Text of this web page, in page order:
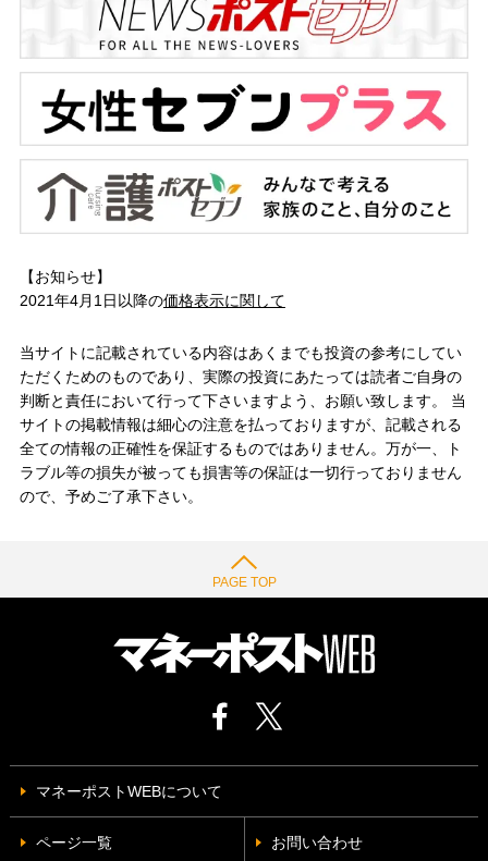
【お知らせ】
2021年4月1日以降の価格表示に関して
当サイトに記載されている内容はあくまでも投資の参考にしてい
ただくためのものであり、実際の投資にあたっては読者ご自身の
判断と責任において行って下さいますよう、お願い致します。 当
サイトの掲載情報は細心の注意を払っておりますが、記載される
全ての情報の正確性を保証するものではありません。万が一、ト
ラブル等の損失が被っても損害等の保証は一切行っておりません
ので、予めご了承下さい。
PAGE TOP
マネーポストWEBについて
ページ一覧 お問い合わせ